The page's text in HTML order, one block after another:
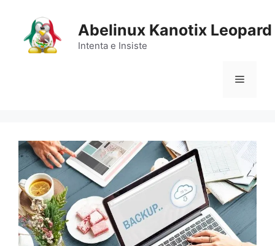
contenido
Abelinux Kanotix Leopard
Intenta e Insiste
Menú